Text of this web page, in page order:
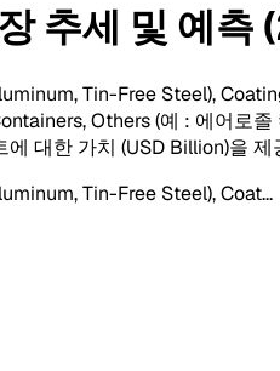
추세 및 예
Tin-Free Steel),
Others (예 : 에어로
대한 가치 (USD Billion)을 제
Tin-Free Steel), Coat...